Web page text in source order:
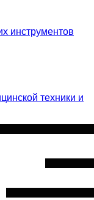
инструментов
техники и